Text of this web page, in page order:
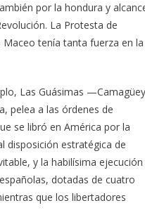
por la hondura y
La Protesta de
tenía tanta fuerza en la
Las Guásimas
pelea a las órdenes de
se libró en América por la
disposición estratégica de
y la habilísima ejecución
dotadas de cuatro
que los libertadores